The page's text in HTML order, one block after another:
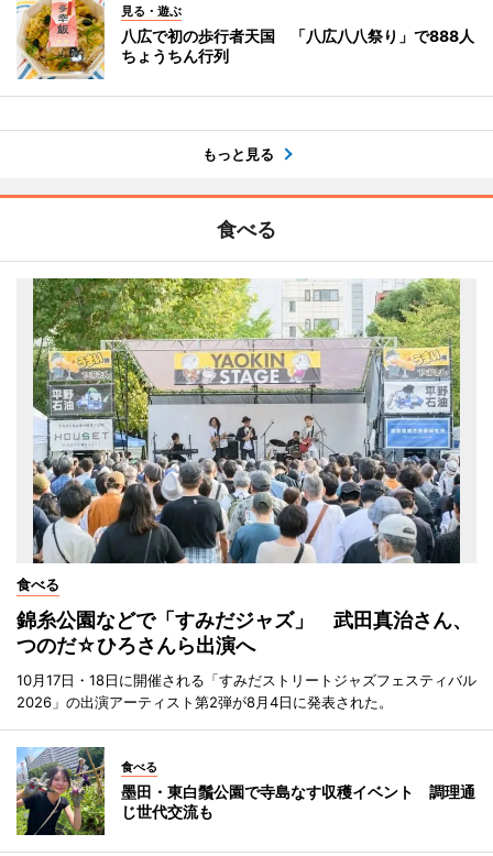
見る・遊ぶ
八広で初の歩行者天国 「八広八八祭り」で888人
ちょうちん行列
もっと見る
食べる
食べる
錦糸公園などで「すみだジャズ」 武田真治さん、
つのだ☆ひろさんら出演へ
10月17日・18日に開催される「すみだストリートジャズフェスティバル
2026」の出演アーティスト第2弾が8月4日に発表された。
食べる
墨田・東白鬚公園で寺島なす収穫イベント 調理通
じ世代交流も